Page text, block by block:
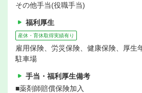
その他手当(役職手当)
福利厚生
産休・育休取得実績有り
雇用保険、労災保険、健康保険、厚生
駐車場
手当・福利厚生備考
■薬剤師賠償保険加入